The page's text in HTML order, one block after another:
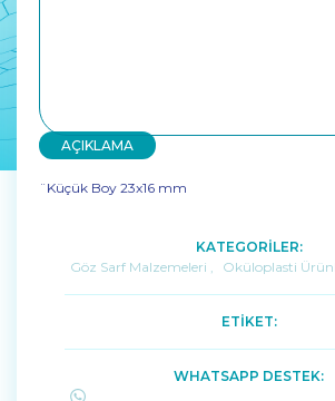
AÇIKLAMA
¨Küçük Boy 23x16 mm
KATEGORİLER:
Göz Sarf Malzemeleri
Oküloplasti
ETİKET:
WHATSAPP DESTEK: